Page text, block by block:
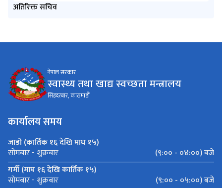
अतिरिक्त सचिव
नेपाल सरकार
स्वास्थ्य तथा खाद्य स्वच्छता मन्त्रालय
सिंहदरबार, काठमाडौं
कार्यालय समय
जाडो (कार्तिक १६ देखि माघ १५)
सोमबार - शुक्रबार
(९:०० - ०४:००) बजे
गर्मी (माघ १६ देखि कार्तिक १५)
सोमबार - शुक्रबार (९:०० - ०५:००) बजे